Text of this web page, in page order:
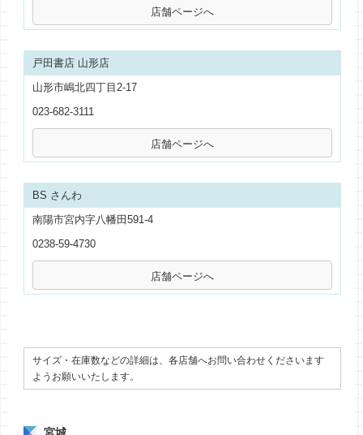
戸田書店 山形店
山形市嶋北四丁目2-17
023-682-3111
BS さんわ
南陽市宮内字八幡田591-4
0238-59-4730
サイズ・在庫数などの詳細は、各店舗へお問い合わせくださいます
ようお願いいたします。
宮城